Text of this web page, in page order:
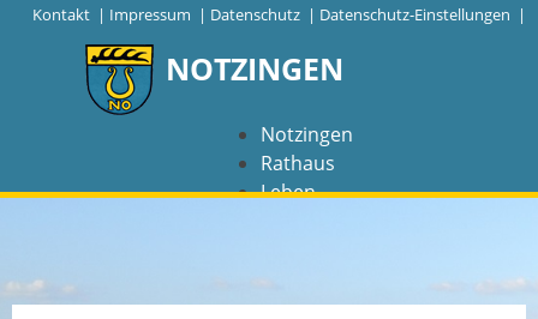
Kontakt | Impressum | Datenschutz | Datenschutz-Einstellungen |
NOTZINGEN
Notzingen
Rathaus
Leben
NAVIGATION